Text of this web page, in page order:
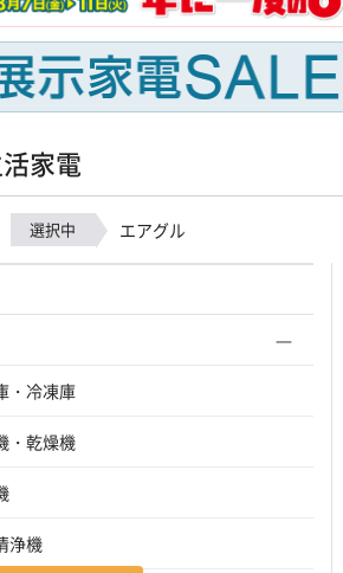
家電
選択中 エアグル
・冷凍庫
・乾燥機
浄機